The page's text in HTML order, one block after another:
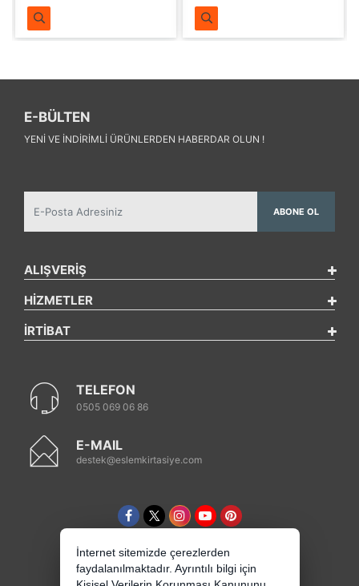
E-BÜLTEN
YENI VE INDIRIMLI ÜRÜNLERDEN HABERDAR OLUN !
ABONE OL
ALIŞVERİŞ
HİZMETLER
İRTİBAT
TELEFON
0505 069 06 86
E-MAIL
destek@eslemkirtasiye.com
İnternet sitemizde çerezlerden
faydalanılmaktadır. Ayrıntılı bilgi için